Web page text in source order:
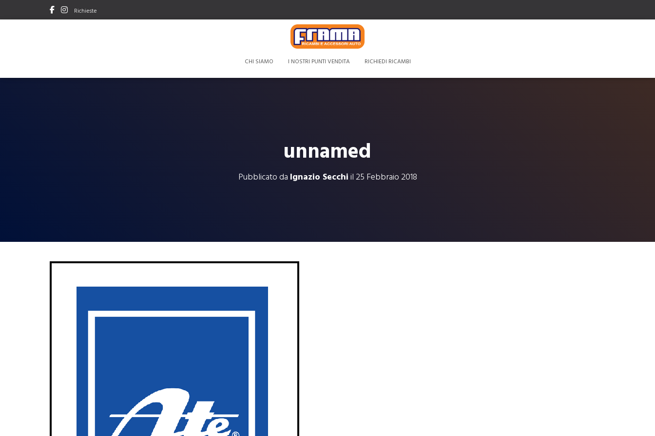
Richieste
CHI SIAMO I NOSTRI PUNTI VENDITA RICHIEDI RICAMBI
unnamed
Pubblicato da Ignazio Secchiil25 Febbraio 2018